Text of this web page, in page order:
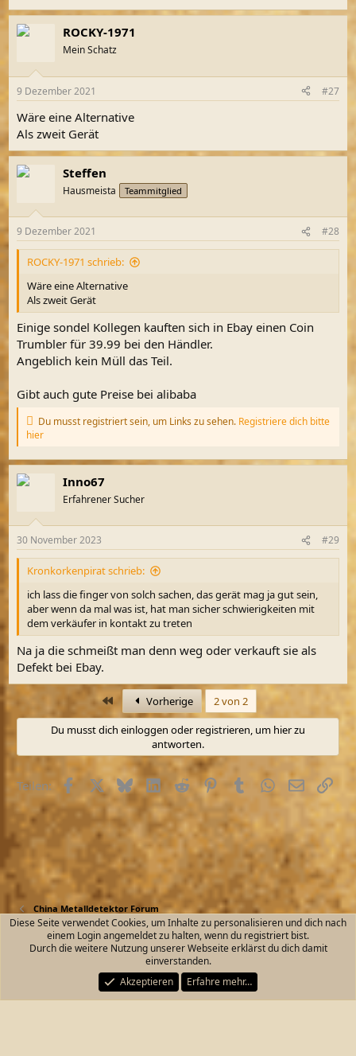
ROCKY-1971
Mein Schatz
9 Dezember 2021 #27
Wäre eine Alternative
Als zweit Gerät
Steffen
Hausmeista Teammitglied
9 Dezember 2021 #28
ROCKY-1971 schrieb:
Wäre eine Alternative
Als zweit Gerät
Einige sondel Kollegen kauften sich in Ebay einen Coin
Trumbler für 39.99 bei den Händler.
Angeblich kein Müll das Teil.
Gibt auch gute Preise bei alibaba
Du musst registriert sein, um Links zu sehen. Registriere dich bitte
hier
Inno67
Erfahrener Sucher
30 November 2023 #29
Kronkorkenpirat schrieb:
ich lass die finger von solch sachen, das gerät mag ja gut sein,
aber wenn da mal was ist, hat man sicher schwierigkeiten mit
dem verkäufer in kontakt zu treten
Na ja die schmeißt man denn weg oder verkauft sie als
Defekt bei Ebay.
Erste Vorherige
2 von 2
Du musst dich einloggen oder registrieren, um hier zu
antworten.
Teilen: FacebookX (Twitter)
BlueskyLinkedInReddit PinterestTumblrWhatsApp
E-MailLink
China Metalldetektor Forum
Kontakt Nutzungsbedingungen
Datenschutz
Start
R
S
Community platform by XenForo® © 2010-2026 XenForo Ltd.
Diese Seite verwendet Cookies, um Inhalte zu personalisieren und dich nach
einem Login angemeldet zu halten, wenn du registriert bist.
Durch die weitere Nutzung unserer Webseite erklärst du dich damit
einverstanden.
Akzeptieren
Erfahre mehr…